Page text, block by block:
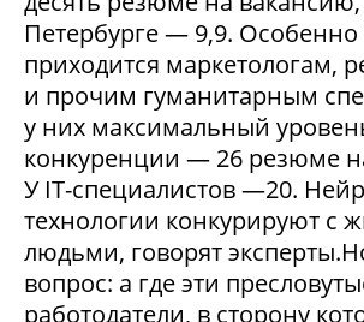
Петербурге — 9,9. Особенно
приходится маркетологам,
и прочим гуманитарным
у них максимальный
конкуренции — 26 резюме
У IT-специалистов —20.
технологии конкурируют с
людьми, говорят
вопрос: а где эти
работодатели, в сторону